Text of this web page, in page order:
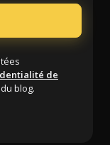
de
blog.